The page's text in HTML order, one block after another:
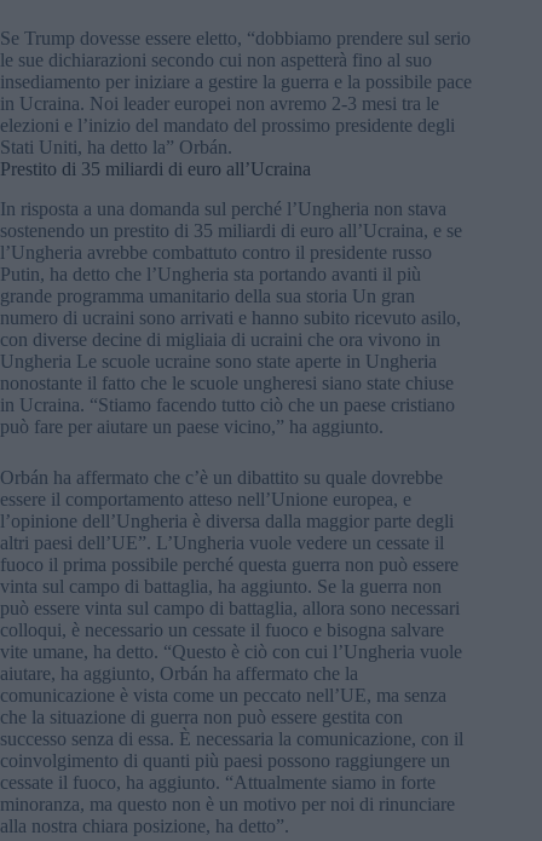
Se Trump dovesse essere eletto, “dobbiamo prendere sul serio
le sue dichiarazioni secondo cui non aspetterà fino al suo
insediamento per iniziare a gestire la guerra e la possibile pace
in Ucraina. Noi leader europei non avremo 2-3 mesi tra le
elezioni e l’inizio del mandato del prossimo presidente degli
Stati Uniti, ha detto la” Orbán.
Prestito di 35 miliardi di euro all’Ucraina
In risposta a una domanda sul perché l’Ungheria non stava
sostenendo un prestito di 35 miliardi di euro all’Ucraina, e se
l’Ungheria avrebbe combattuto contro il presidente russo
Putin, ha detto che l’Ungheria sta portando avanti il più
grande programma umanitario della sua storia Un gran
numero di ucraini sono arrivati e hanno subito ricevuto asilo,
con diverse decine di migliaia di ucraini che ora vivono in
Ungheria Le scuole ucraine sono state aperte in Ungheria
nonostante il fatto che le scuole ungheresi siano state chiuse
in Ucraina. “Stiamo facendo tutto ciò che un paese cristiano
può fare per aiutare un paese vicino,” ha aggiunto.
Orbán ha affermato che c’è un dibattito su quale dovrebbe
essere il comportamento atteso nell’Unione europea, e
l’opinione dell’Ungheria è diversa dalla maggior parte degli
altri paesi dell’UE”. L’Ungheria vuole vedere un cessate il
fuoco il prima possibile perché questa guerra non può essere
vinta sul campo di battaglia, ha aggiunto. Se la guerra non
può essere vinta sul campo di battaglia, allora sono necessari
colloqui, è necessario un cessate il fuoco e bisogna salvare
vite umane, ha detto. “Questo è ciò con cui l’Ungheria vuole
aiutare, ha aggiunto, Orbán ha affermato che la
comunicazione è vista come un peccato nell’UE, ma senza
che la situazione di guerra non può essere gestita con
successo senza di essa. È necessaria la comunicazione, con il
coinvolgimento di quanti più paesi possono raggiungere un
cessate il fuoco, ha aggiunto. “Attualmente siamo in forte
minoranza, ma questo non è un motivo per noi di rinunciare
alla nostra chiara posizione, ha detto”.